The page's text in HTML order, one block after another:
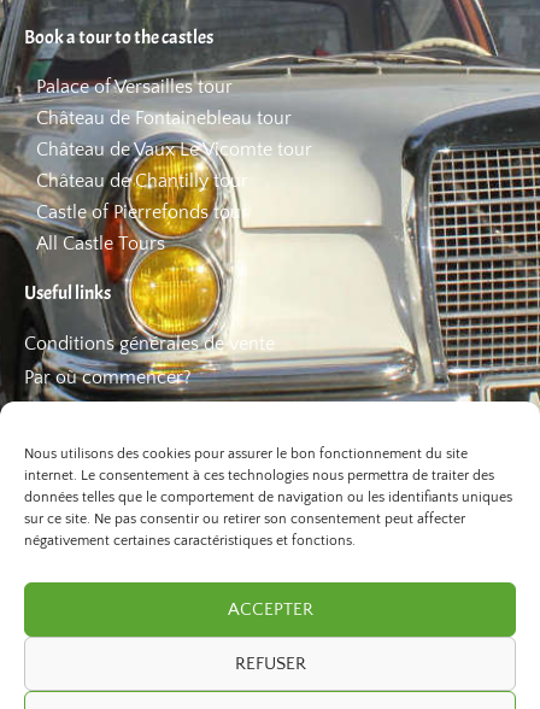
Nous utilisons des cookies pour assurer le bon fonctionnement du site
internet. Le consentement à ces technologies nous permettra de traiter des
données telles que le comportement de navigation ou les identifiants uniques
sur ce site. Ne pas consentir ou retirer son consentement peut affecter
négativement certaines caractéristiques et fonctions.
ACCEPTER
REFUSER
Book a tour to the castles
Palace of Versailles tour
Château de Fontainebleau tour
Château de Vaux Le Vicomte tour
Château de Chantilly tour
Castle of Pierrefonds tour
All Castle Tours
Useful links
Conditions générales de vente
Par où commencer?
Les bons plans
©2026 Paris Balade. All Rights Reserved.